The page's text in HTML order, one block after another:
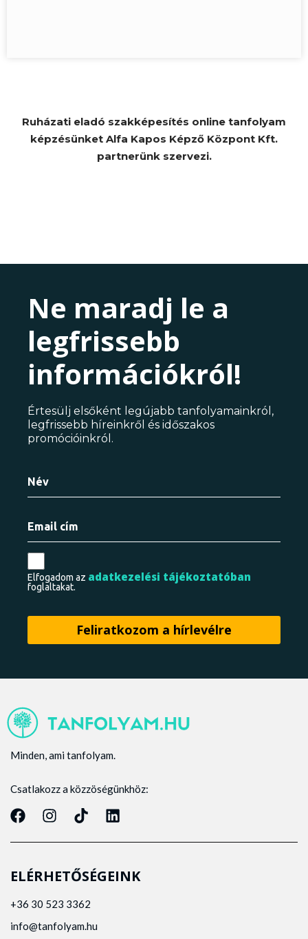
Ruházati eladó szakképesítés online tanfolyam
képzésünket Alfa Kapos Képző Központ Kft.
partnerünk szervezi.
Ne maradj le a
legfrissebb
információkról!
Értesülj elsőként legújabb tanfolyamainkról,
legfrissebb híreinkről és időszakos
promócióinkról.
Elfogadom az adatkezelési tájékoztatóban
foglaltakat.
Minden, ami tanfolyam.
Csatlakozz a közzöségünkhöz:
ELÉRHETŐSÉGEINK
+36 30 523 3362
info@tanfolyam.hu